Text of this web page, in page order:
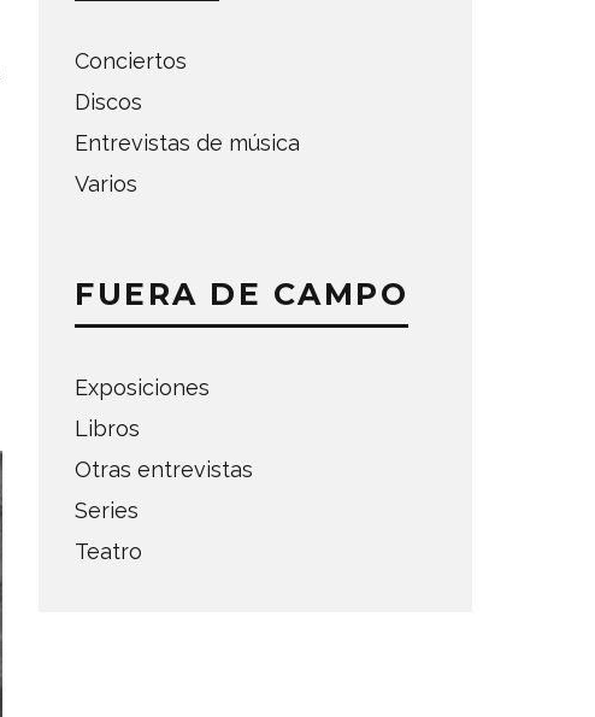
Conciertos
Discos
Entrevistas de música
Varios
FUERA DE CAMPO
Exposiciones
Libros
Otras entrevistas
Series
Teatro